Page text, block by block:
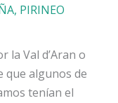
, PIRINEO
la Val d’Aran o
que algunos de
tenían el